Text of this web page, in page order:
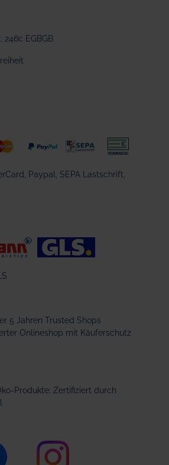
246c EGBGB
Paypal, SEPA Lastschrift,
5 Jahren Trusted Shops
Onlineshop mit Käuferschutz
Produkte: Zertifiziert durch